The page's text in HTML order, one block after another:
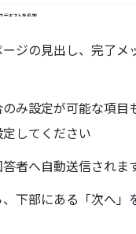
ジの見出し、完了メ
み設定が可能な項目
してください
者へ自動送信されます
下部にある「次へ」